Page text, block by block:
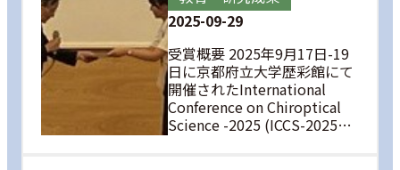
2025-09-29
受賞概要 2025年9月17日-19
日に京都府立大学歴彩館にて
開催されたInternational
Conference on Chiroptical
Science -2025 (ICCS-2025…